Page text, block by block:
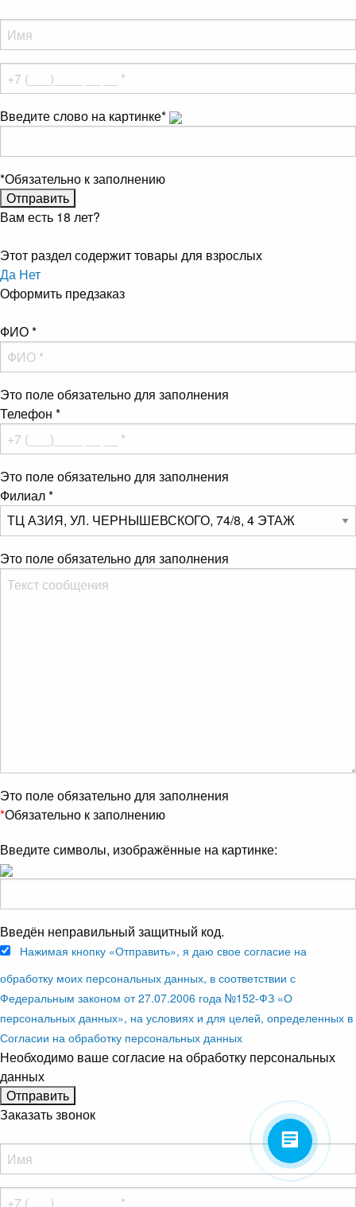
Введите слово на картинке*
*Обязательно к заполнению
Вам есть 18 лет?
Этот раздел содержит товары для взрослых
Да Нет
Оформить предзаказ
ФИО*
Это поле обязательно для заполнения
Телефон *
Это поле обязательно для заполнения
Филиал*
Это поле обязательно для заполнения
Это поле обязательно для заполнения
*Обязательно к заполнению
Введите символы, изображённые на картинке:
Введён неправильный защитный код.
Нажимая кнопку «Отправить», я даю свое согласие на
обработку моих персональных данных, в соответствии с
Федеральным законом от 27.07.2006 года №152-ФЗ «О
персональных данных», на условиях и для целей, определенных в
Согласии на обработку персональных данных
Необходимо ваше согласие на обработку персональных
данных
Заказать звонок